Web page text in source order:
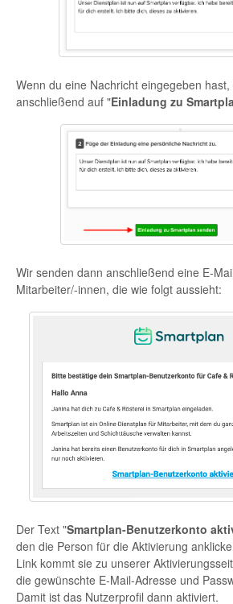
Wenn du eine Nachricht eingegeben hast,
anschließend auf "Einladung zu
Wir senden dann anschließend eine E-
Mitarbeiter/-innen, die wie folgt aussieht:
Der Text "Smartplan-Benutzerkonto
den die Person für die Aktivierung
Link kommt sie zu unserer
die gewünschte E-Mail-Adresse und
Damit ist das Nutzerprofil dann aktiviert.